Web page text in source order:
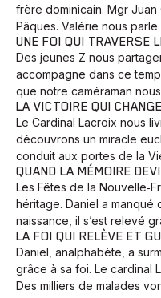
frère dominicain. Mgr
Pâques. Valérie nous
UNE FOI QUI TRAVERSE
Des jeunes Z nous
accompagne dans ce
que notre caméraman
LA VICTOIRE QUI
Le Cardinal Lacroix nous
découvrons un miracle
conduit aux portes de la
QUAND LA MÉMOIRE
Les Fêtes de la
héritage. Daniel a
naissance, il s’est relevé
LA FOI QUI RELÈVE ET
Daniel, analphabète, a
grâce à sa foi. Le cardinal
Des milliers de malades